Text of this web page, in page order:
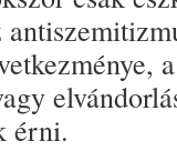
érni.